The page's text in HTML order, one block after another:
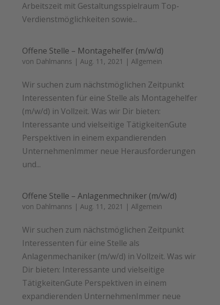
Arbeitszeit mit Gestaltungsspielraum Top-
Verdienstmöglichkeiten sowie...
Offene Stelle – Montagehelfer (m/w/d)
von Dahlmanns | Aug. 11, 2021 | Allgemein
Wir suchen zum nächstmöglichen Zeitpunkt
Interessenten für eine Stelle als Montagehelfer
(m/w/d) in Vollzeit. Was wir Dir bieten:
Interessante und vielseitige TätigkeitenGute
Perspektiven in einem expandierenden
UnternehmenImmer neue Herausforderungen
und...
Offene Stelle – Anlagenmechniker (m/w/d)
von Dahlmanns | Aug. 11, 2021 | Allgemein
Wir suchen zum nächstmöglichen Zeitpunkt
Interessenten für eine Stelle als
Anlagenmechaniker (m/w/d) in Vollzeit. Was wir
Dir bieten: Interessante und vielseitige
TätigkeitenGute Perspektiven in einem
expandierenden UnternehmenImmer neue